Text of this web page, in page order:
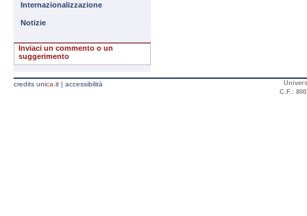
Internazionalizzazione
Notizie
Inviaci un commento o un
suggerimento
credits unica .it | accessibilità
C.F.: